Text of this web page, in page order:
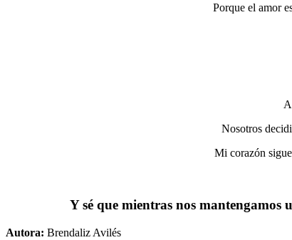
Porque el amor
Nosotros
Mi corazón
Y sé que mientras nos
Autora: Brendaliz Avilés